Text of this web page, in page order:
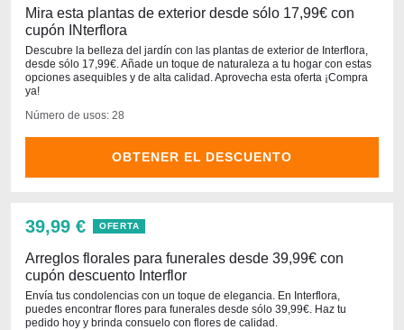
Mira esta plantas de exterior desde sólo 17,99€ con
cupón INterflora
Descubre la belleza del jardín con las plantas de exterior de Interflora,
desde sólo 17,99€. Añade un toque de naturaleza a tu hogar con estas
opciones asequibles y de alta calidad. Aprovecha esta oferta ¡Compra
ya!
Número de usos: 28
OBTENER EL DESCUENTO
39,99 € OFERTA
Arreglos florales para funerales desde 39,99€ con
cupón descuento Interflor
Envía tus condolencias con un toque de elegancia. En Interflora,
puedes encontrar flores para funerales desde sólo 39,99€. Haz tu
pedido hoy y brinda consuelo con flores de calidad.